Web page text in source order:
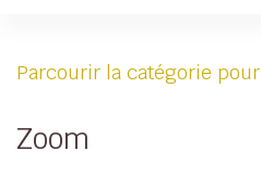
Parcourir la catégorie pour
Zoom